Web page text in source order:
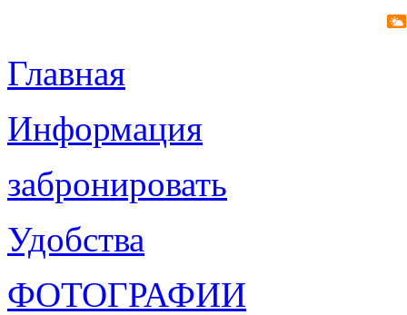
Главная
Информация
забронировать
Удобства
ФОТОГРАФИИ